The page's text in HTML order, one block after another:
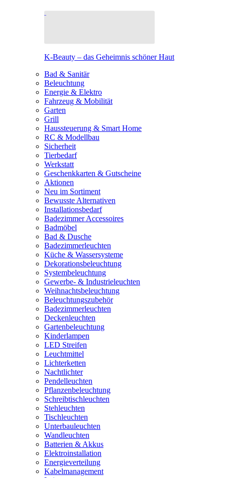
K-Beauty – das Geheimnis schöner Haut
Bad & Sanitär
Beleuchtung
Energie & Elektro
Fahrzeug & Mobilität
Garten
Grill
Haussteuerung & Smart Home
RC & Modellbau
Sicherheit
Tierbedarf
Werkstatt
Geschenkkarten & Gutscheine
Aktionen
Neu im Sortiment
Bewusste Alternativen
Installationsbedarf
Badezimmer Accessoires
Badmöbel
Bad & Dusche
Badezimmerleuchten
Küche & Wassersysteme
Dekorationsbeleuchtung
Systembeleuchtung
Gewerbe- & Industrieleuchten
Weihnachtsbeleuchtung
Beleuchtungszubehör
Badezimmerleuchten
Deckenleuchten
Gartenbeleuchtung
Kinderlampen
LED Streifen
Leuchtmittel
Lichterketten
Nachtlichter
Pendelleuchten
Pflanzenbeleuchtung
Schreibtischleuchten
Stehleuchten
Tischleuchten
Unterbauleuchten
Wandleuchten
Batterien & Akkus
Elektroinstallation
Energieverteilung
Kabelmanagement